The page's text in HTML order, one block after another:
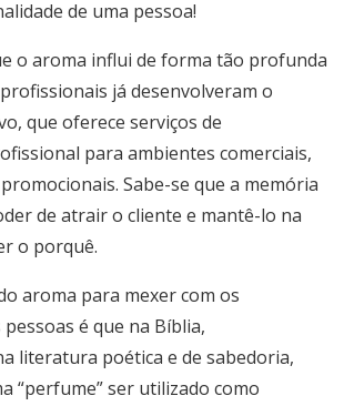
de uma pessoa!
o aroma influi de forma tão profunda
já desenvolveram o
que oferece serviços de
para ambientes comerciais,
Sabe-se que a memória
de atrair o cliente e mantê-lo na
o porquê.
aroma para mexer com os
é que na Bíblia,
literatura poética e de sabedoria,
“perfume” ser utilizado como